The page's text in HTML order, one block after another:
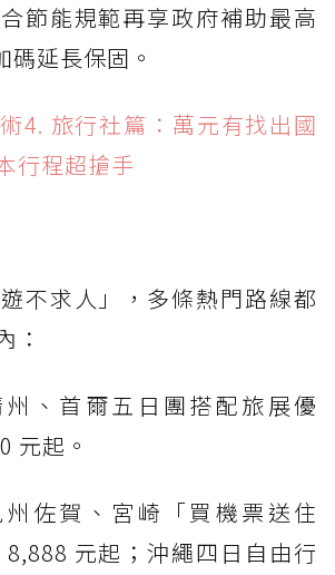
節能規範再享政府補助最高
碼延長保固。
4. 旅行社篇：萬元有找出國
行程超搶手
不求人」，多條熱門路線都
：
、首爾五日團搭配旅展優
元起。
佐賀、宮崎「買機票送住
元起；沖繩四日自由行